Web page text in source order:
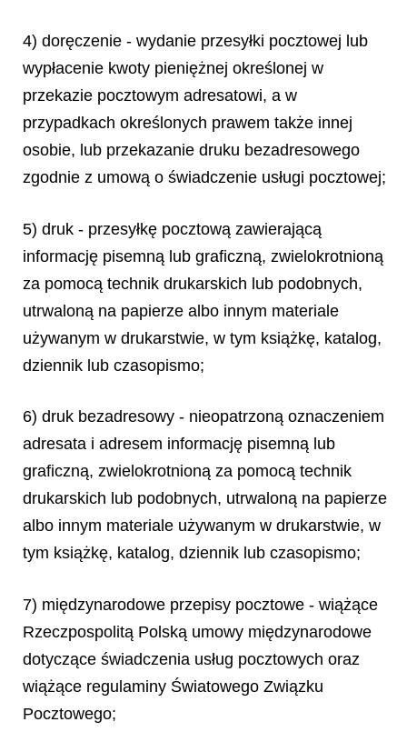
4) doręczenie - wydanie przesyłki pocztowej lub
wypłacenie kwoty pieniężnej określonej w
przekazie pocztowym adresatowi, a w
przypadkach określonych prawem także innej
osobie, lub przekazanie druku bezadresowego
zgodnie z umową o świadczenie usługi pocztowej;
5) druk - przesyłkę pocztową zawierającą
informację pisemną lub graficzną, zwielokrotnioną
za pomocą technik drukarskich lub podobnych,
utrwaloną na papierze albo innym materiale
używanym w drukarstwie, w tym książkę, katalog,
dziennik lub czasopismo;
6) druk bezadresowy - nieopatrzoną oznaczeniem
adresata i adresem informację pisemną lub
graficzną, zwielokrotnioną za pomocą technik
drukarskich lub podobnych, utrwaloną na papierze
albo innym materiale używanym w drukarstwie, w
tym książkę, katalog, dziennik lub czasopismo;
7) międzynarodowe przepisy pocztowe - wiążące
Rzeczpospolitą Polską umowy międzynarodowe
dotyczące świadczenia usług pocztowych oraz
wiążące regulaminy Światowego Związku
Pocztowego;